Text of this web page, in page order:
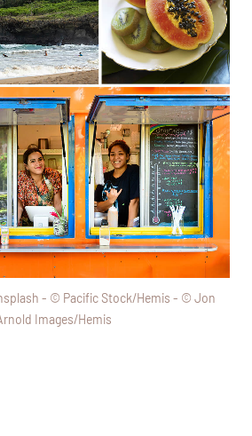
- © Pacific Stock/Hemis - © Jon
Images/Hemis